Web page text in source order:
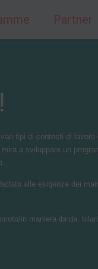
Partner
tipi di contesti di lavoro
a sviluppare un
alle esigenze dei
in maniera ibrida,